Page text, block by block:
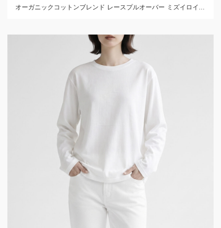
オーガニックコットンブレンド レースプルオーバー ミズイロイ...